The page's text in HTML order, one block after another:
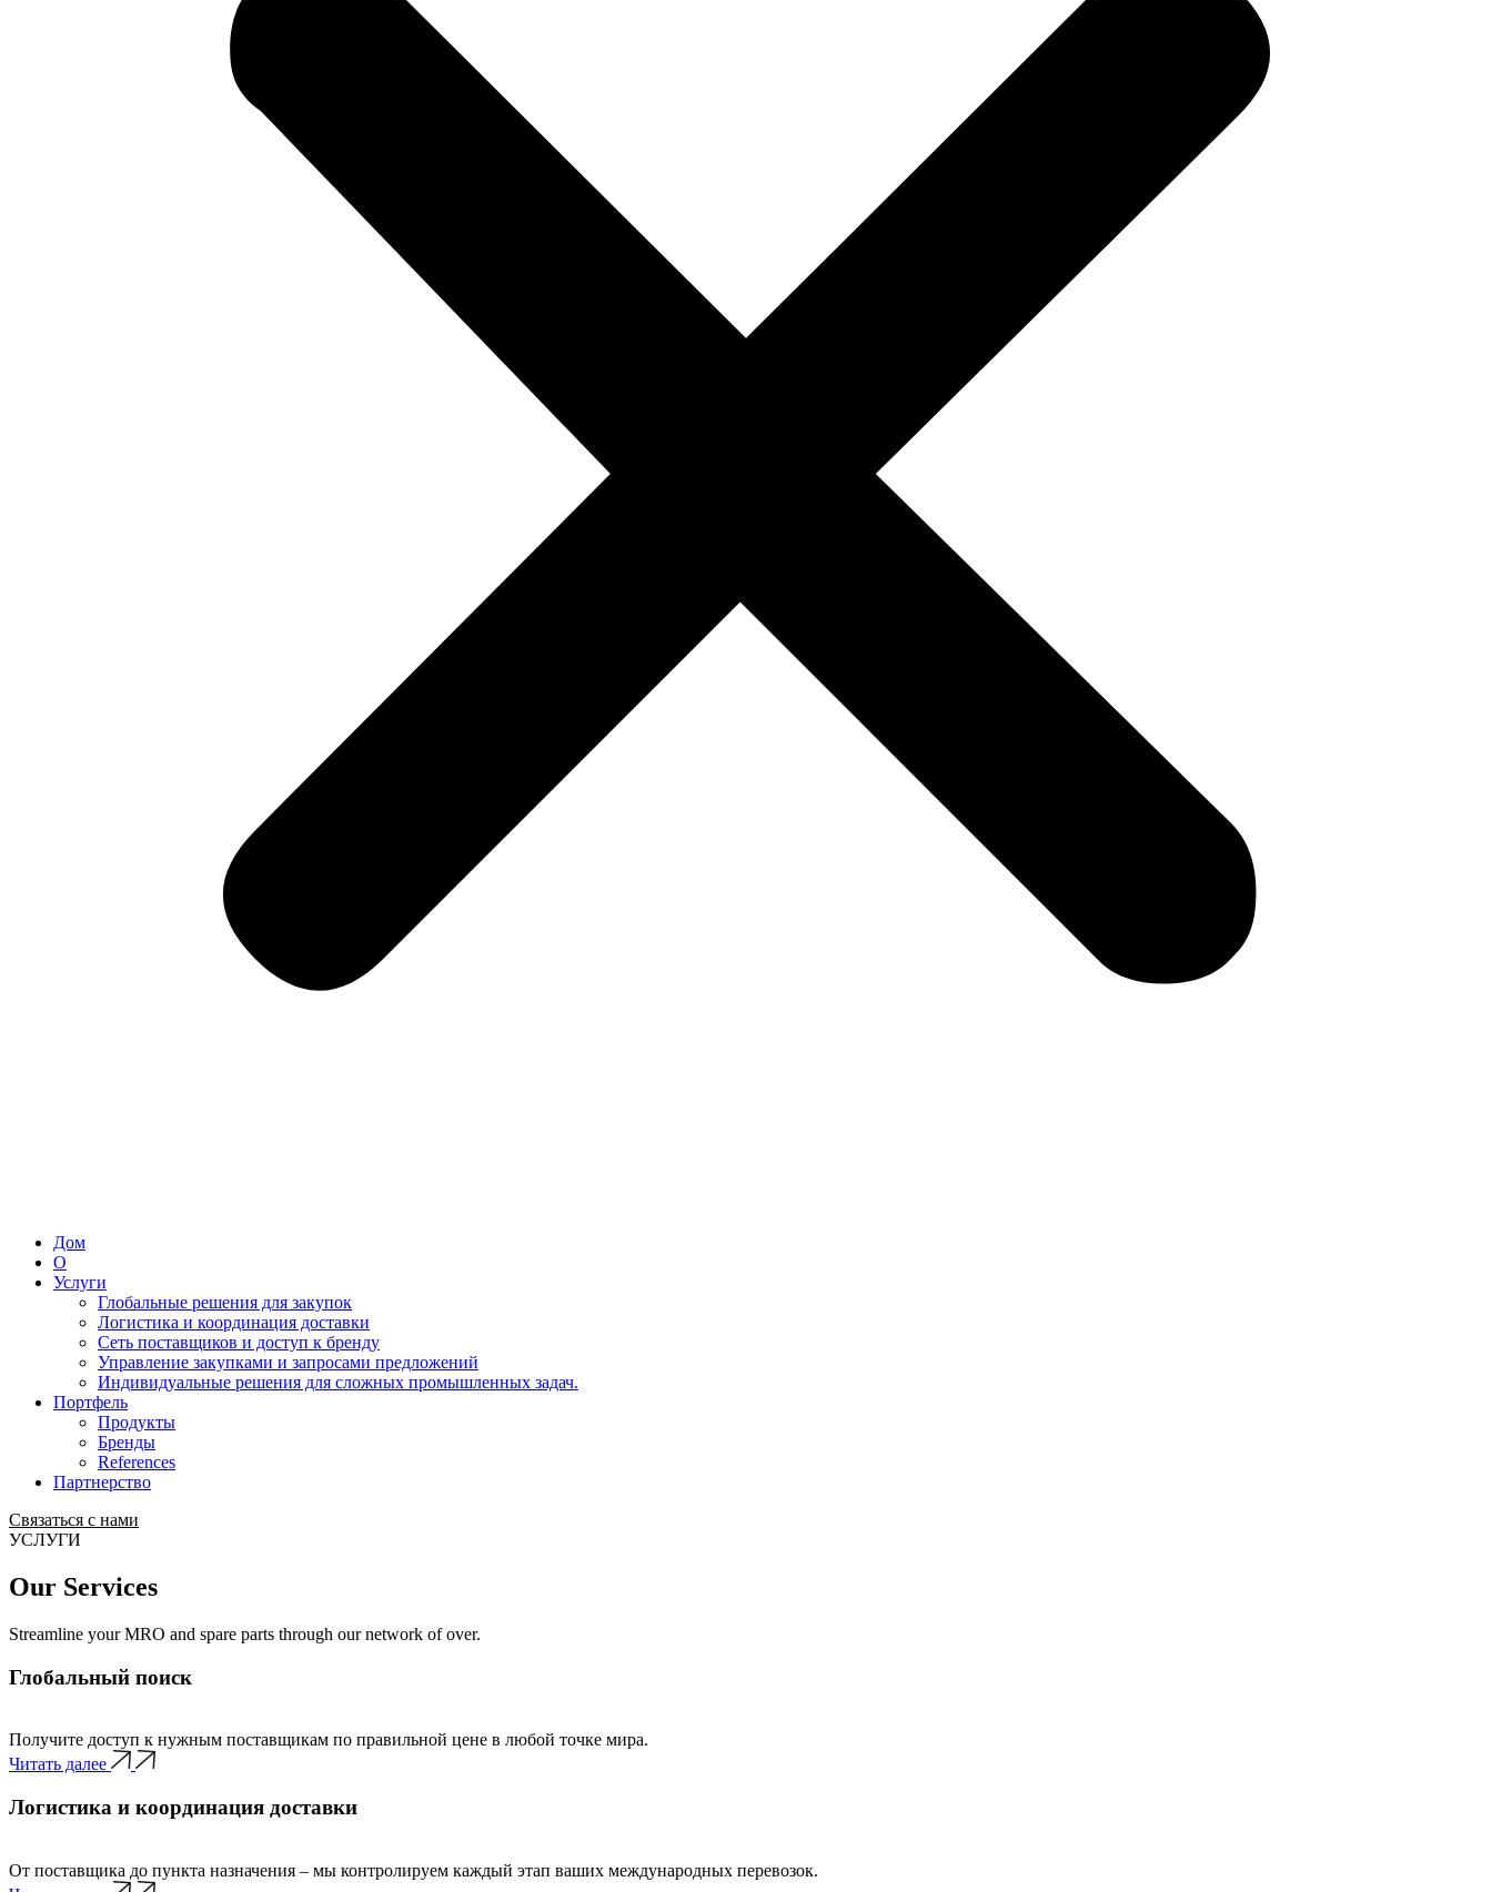
Дом
О
Услуги
Глобальные решения для закупок
Логистика и координация доставки
Сеть поставщиков и доступ к бренду
Управление закупками и запросами предложений
Индивидуальные решения для сложных промышленных задач.
Портфель
Продукты
Бренды
References
Партнерство
Связаться с нами
УСЛУГИ
Our Services
Streamline your MRO and spare parts through our network of over.
Глобальный поиск
Получите доступ к нужным поставщикам по правильной цене в любой точке мира.
Читать далее
Логистика и координация доставки
От поставщика до пункта назначения – мы контролируем каждый этап ваших международных перевозок.